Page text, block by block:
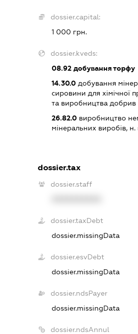
dossier.capital:
1 000 грн.
dossier.kveds:
08.92добування торфу
14.30.0добування
сировини для хімічної
та виробництва добрив
26.82.0виробництво
мінеральних виробів, н.
dossier.tax
dossier.staff
dossier.taxDebt
dossier.missingData
dossier.esvDebt
dossier.missingData
dossier.ndsPayer
dossier.missingData
dossier.ndsAnnul